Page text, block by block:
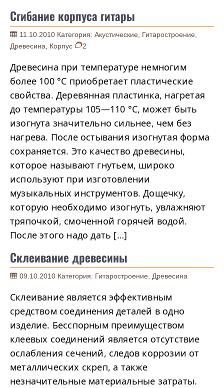
Сгибание корпуса гитары
11.10.2010 Категория: Акустические Гитаростроение
Древесина
Корпус 2
Древесина при температуре немногим
более 100 °C приобретает пластические
свойства. Деревянная пластинка, нагретая
до температуры 105—110 °С, может быть
изогнута значительно сильнее, чем без
нагрева. После остывания изогнутая форма
сохраняется. Это качество древесины,
которое называют гнутьем, широко
используют при изготовлении
музыкальных инструментов. Дощечку,
которую необходимо изогнуть, увлажняют
тряпочкой, смоченной горячей водой.
После этого надо дать […]
Склеивание древесины
09.10.2010 Категория: Гитаростроение Древесина
Склеивание является эффективным
средством соединения деталей в одно
изделие. Бесспорным преимуществом
клеевых соединений является отсутствие
ослабления сечений, следов коррозии от
металлических скреп, а также
незначительные материальные затраты.